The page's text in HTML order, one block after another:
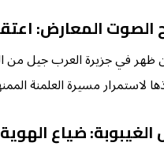
الصوت المعارض:
ظهر في جزيرة العرب جيل من
لاستمرار مسيرة العلمنة
الغيبوبة: ضياع